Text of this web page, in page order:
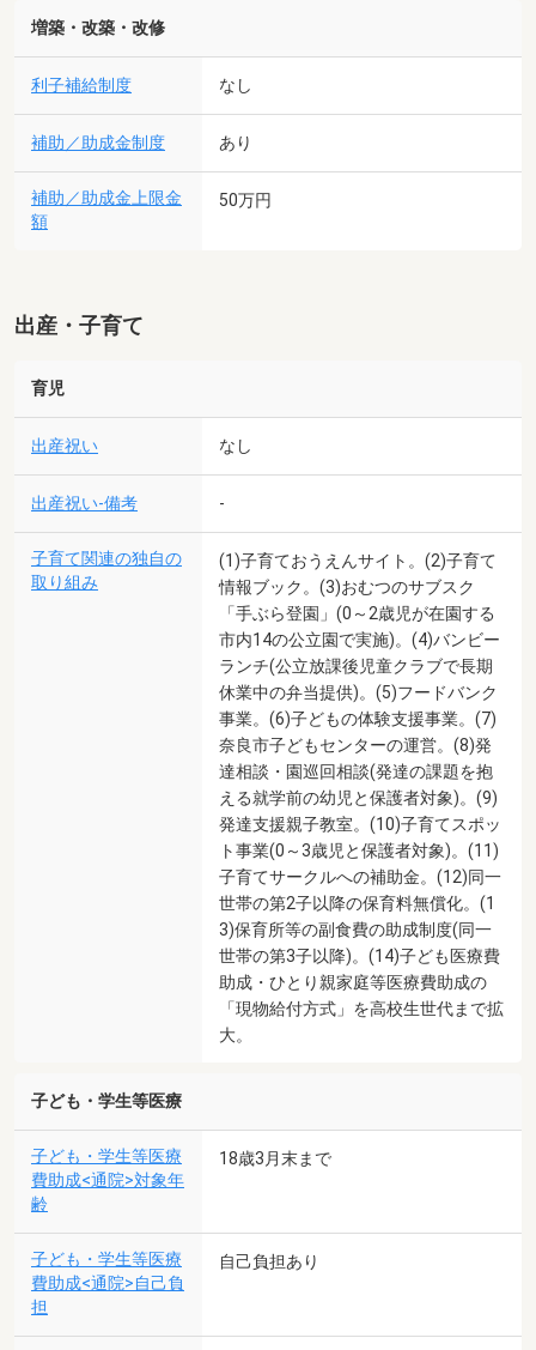
増築・改築・改修
利子補給制度 なし
補助／助成金制度 あり
補助／助成金上限金
額
50万円
出産・子育て
育児
出産祝い なし
出産祝い-備考 -
子育て関連の独自の
取り組み
(1)子育ておうえんサイト。(2)子育て
情報ブック。(3)おむつのサブスク
「手ぶら登園」(0～2歳児が在園する
市内14の公立園で実施)。(4)バンビー
ランチ(公立放課後児童クラブで長期
休業中の弁当提供)。(5)フードバンク
事業。(6)子どもの体験支援事業。(7)
奈良市子どもセンターの運営。(8)発
達相談・園巡回相談(発達の課題を抱
える就学前の幼児と保護者対象)。(9)
発達支援親子教室。(10)子育てスポッ
ト事業(0～3歳児と保護者対象)。(11)
子育てサークルへの補助金。(12)同一
世帯の第2子以降の保育料無償化。(1
3)保育所等の副食費の助成制度(同一
世帯の第3子以降)。(14)子ども医療費
助成・ひとり親家庭等医療費助成の
「現物給付方式」を高校生世代まで拡
大。
子ども・学生等医療
子ども・学生等医療
費助成<通院>対象年
齢
18歳3月末まで
子ども・学生等医療
費助成<通院>自己負
担
自己負担あり